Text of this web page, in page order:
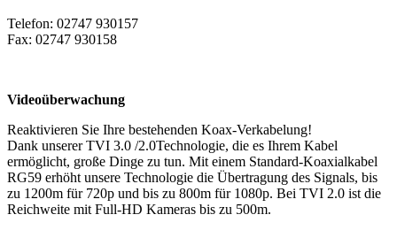
Telefon: 02747 930157
Fax: 02747 930158
Videoüberwachung
Reaktivieren Sie Ihre bestehenden Koax-Verkabelung!
Dank unserer TVI 3.0 /2.0Technologie, die es Ihrem Kabel
ermöglicht, große Dinge zu tun. Mit einem Standard-Koaxialkabel
RG59 erhöht unsere Technologie die Übertragung des Signals, bis
zu 1200m für 720p und bis zu 800m für 1080p. Bei TVI 2.0 ist die
Reichweite mit Full-HD Kameras bis zu 500m.